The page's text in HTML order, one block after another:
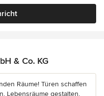
& Co. KG
Räume! Türen schaffen
Lebensräume gestalten,